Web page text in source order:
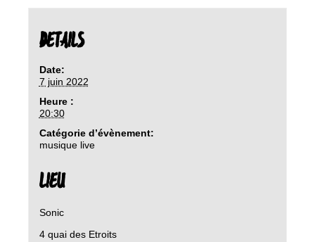
DETAILS
Date:
7 juin 2022
Heure :
20:30
Catégorie d’évènement:
musique live
LIEU
Sonic
4 quai des Etroits